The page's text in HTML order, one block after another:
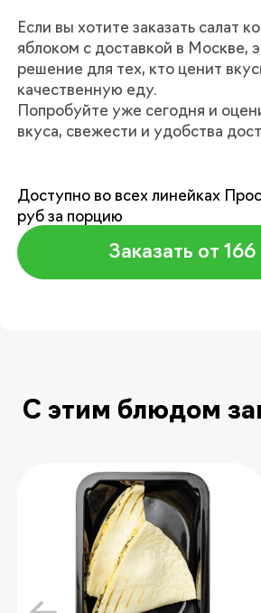
Если вы хотите заказать салат
яблоком с доставкой в Москве,
решение для тех, кто ценит
качественную еду.
Попробуйте уже сегодня и
вкуса, свежести и удобства
Доступно во всех линейках
руб за порцию
Заказать от
С этим блюдом